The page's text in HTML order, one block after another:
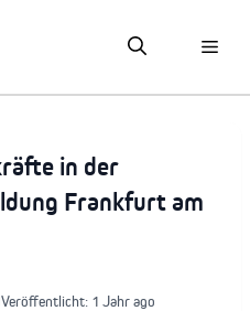
in der
Frankfurt am
Veröffentlicht: 1 Jahr ago